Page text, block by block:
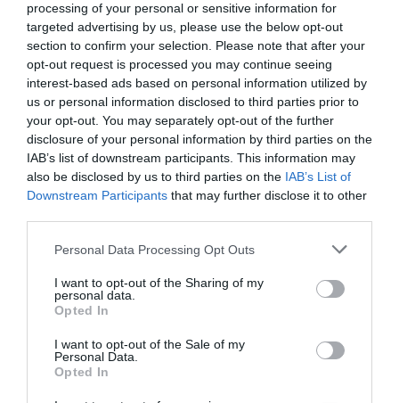
processing of your personal or sensitive information for
targeted advertising by us, please use the below opt-out
section to confirm your selection. Please note that after your
opt-out request is processed you may continue seeing
interest-based ads based on personal information utilized by
us or personal information disclosed to third parties prior to
your opt-out. You may separately opt-out of the further
disclosure of your personal information by third parties on the
IAB’s list of downstream participants. This information may
also be disclosed by us to third parties on the IAB’s List of
Downstream Participants that may further disclose it to other
Personal Data Processing Opt Outs
I want to opt-out of the Sharing of my
personal data.
Opted In
I want to opt-out of the Sale of my
Personal Data.
Opted In
É muita pretenção comparar esta série com o
“Game Of Thrones”.
Deixe um comentário
O seu endereço de email não será publicado.Campos
obrigatórios marcados com*
Nome